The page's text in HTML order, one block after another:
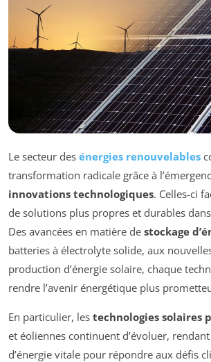
Le secteur des énergies renouvelables
transformation radicale grâce à
innovations technologiques. Celles-ci
de solutions plus propres et durables
Des avancées en matière de stockage
batteries à électrolyte solide, aux
production d’énergie solaire, chaque
rendre l’avenir énergétique plus
En particulier, les technologies solaires
et éoliennes continuent d’évoluer,
d’énergie vitale pour répondre aux défis